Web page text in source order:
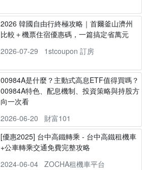
2026 韓國自由行終極攻略｜首爾釜山濟州
比較＋機票住宿優惠碼，一篇搞定省萬元
2026-07-29
1stcoupon 訂房
00984A是什麼？主動式高息ETF值得買嗎？
00984A特色、配息機制、投資策略與持股方
向一次看
2026-06-20
財富101
[優惠2025] 台中高鐵轉乘 - 台中高鐵租機車
+公車轉乘交通免費完整攻略
2024-06-04
ZOCHA租機車平台